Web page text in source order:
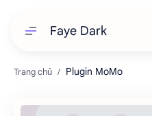
Faye Dark
Plugin MoMo